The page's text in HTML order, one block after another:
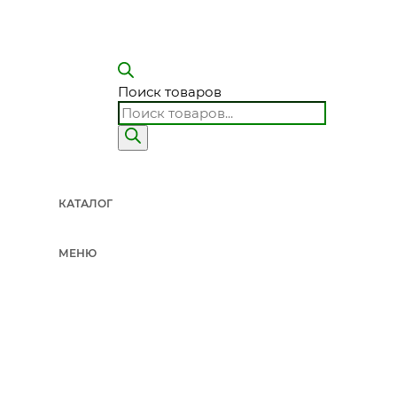
Поиск товаров
КАТАЛОГ
МЕНЮ